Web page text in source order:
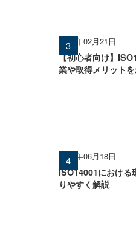
2025年02月21日
【初心者向け】
業や取得メリット
2025年06月18日
ISO14001における
りやすく解説